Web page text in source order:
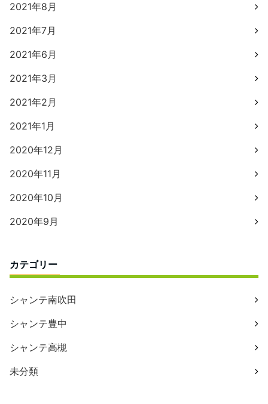
2021年8月
2021年7月
2021年6月
2021年3月
2021年2月
2021年1月
2020年12月
2020年11月
2020年10月
2020年9月
カテゴリー
シャンテ南吹田
シャンテ豊中
シャンテ高槻
未分類